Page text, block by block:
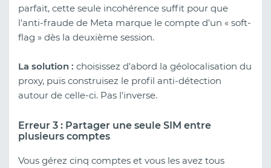
parfait, cette seule incohérence suffit pour que
l'anti-fraude de Meta marque le compte d'un « soft-
flag » dès la deuxième session.
La solution : choisissez d'abord la géolocalisation du
proxy, puis construisez le profil anti-détection
autour de celle-ci. Pas l'inverse.
Erreur 3 : Partager une seule SIM entre
plusieurs comptes
Vous gérez cinq comptes et vous les avez tous